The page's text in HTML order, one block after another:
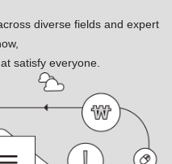
diverse fields and expert
satisfy everyone.